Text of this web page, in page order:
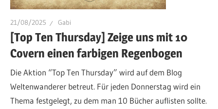
21/08/2025 Gabi
[Top Ten Thursday] Zeige uns mit 10
Covern einen farbigen Regenbogen
Die Aktion “Top Ten Thursday” wird auf dem Blog
Weltenwanderer betreut. Für jeden Donnerstag wird ein
Thema festgelegt, zu dem man 10 Bücher auflisten sollte.